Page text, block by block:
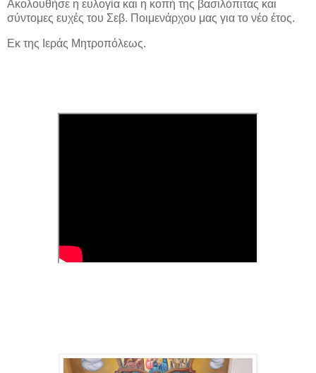
Ακολουθήσε η ευλογία και η κοπή της βασιλόπιτας και
σύντομες ευχές του Σεβ. Ποιμενάρχου μας για το νέο έτος.
Εκ της Ιεράς Μητροπόλεως.